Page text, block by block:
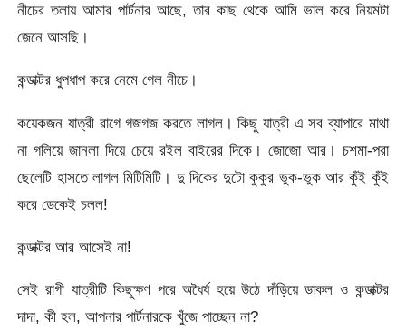
নীচের তলায় আমার পার্টনার আছে, তার কাছ থেকে আমি ভাল করে নিয়মটা
জেনে আসছি।
কন্ডাক্টর ধুপধাপ করে নেমে গেল নীচে।
কয়েকজন যাত্রী রাগে গজগজ করতে লাগল। কিছু যাত্রী এ সব ব্যাপারে মাথা
না গলিয়ে জানলা দিয়ে চেয়ে রইল বাইরের দিকে। জোজো আর। চশমা-পরা
ছেলেটি হাসতে লাগল মিটিমিটি। দু দিকের দুটো কুকুর ভুক-ভুক আর কুঁই কুঁই
করে ডেকেই চলল!
কন্ডাক্টর আর আসেই না!
সেই রাগী যাত্রীটি কিছুক্ষণ পরে অধৈর্য হয়ে উঠে দাঁড়িয়ে ডাকল ও কন্ডাক্টর
দাদা, কী হল, আপনার পার্টনারকে খুঁজে পাচ্ছেন না?